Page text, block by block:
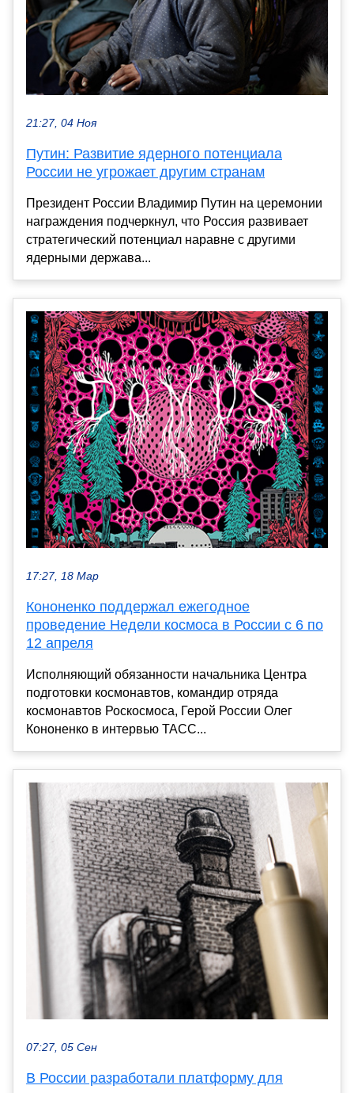
21:27, 04 Ноя
Путин: Развитие ядерного потенциала
России не угрожает другим странам
Президент России Владимир Путин на церемонии
награждения подчеркнул, что Россия развивает
стратегический потенциал наравне с другими
ядерными держава...
17:27, 18 Мар
Кононенко поддержал ежегодное
проведение Недели космоса в России с 6 по
12 апреля
Исполняющий обязанности начальника Центра
подготовки космонавтов, командир отряда
космонавтов Роскосмоса, Герой России Олег
Кононенко в интервью ТАСС...
07:27, 05 Сен
В России разработали платформу для